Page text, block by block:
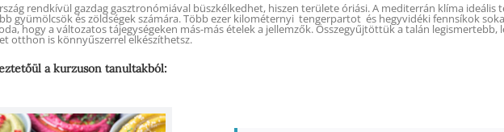
rendkívül gazdag gasztronómiával büszkélkedhet, hiszen területe óriási. A mediterrán klíma
gyümölcsök és zöldségek számára. Több ezer kilométernyi tengerpartot és hegyvidéki fennsíkok
hogy a változatos tájegységeken más-más ételek a jellemzők. Összegyűjtöttük a talán legismertebb,
otthon is könnyűszerrel elkészíthetsz.
a kurzuson tanultakból: